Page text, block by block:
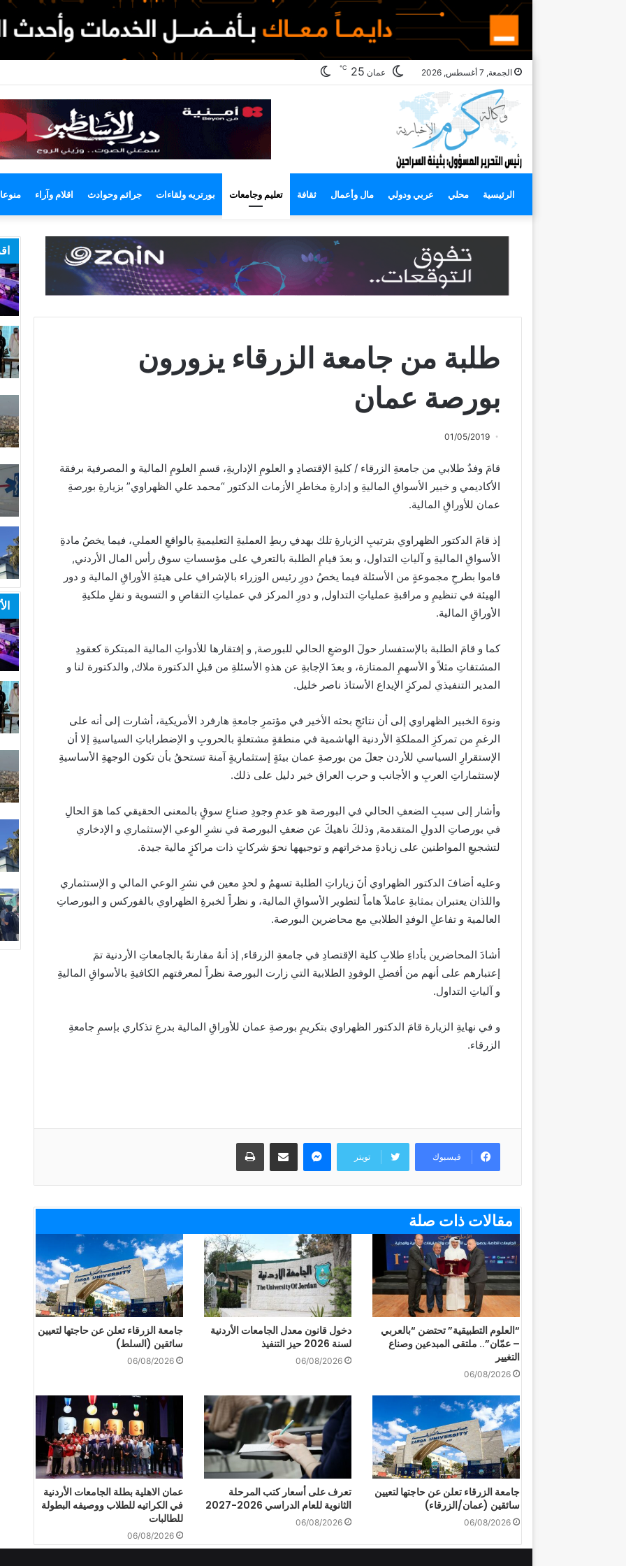
الجمعة, 7 أغسطس, 2026
الوضع
عمان 25
℃
الرئيسية محلي عربي ودولي مال وأعمال ثقافة تعليم وجامعات بورتريه ولقاءات جرائم وحوادث اقلام وآراء
طلبة من جامعة الزرقاء يزورون
بورصة عمان
01/05/2019
قامَ وفدٌ طلابي من جامعةِ الزرقاء / كليةِ الإقتصادِ و العلومِ الإداريةِ، قسمِ العلومِ المالية و المصرفية برفقة
الأكاديمي و خبير الأسواقِ الماليةِ و إدارةِ مخاطرِ الأزمات الدكتور “محمد علي الظهراوي” بزيارةِ بورصةِ
عمان للأوراقِ المالية.
إذ قامَ الدكتور الظهراوي بترتيبِ الزيارةِ تلك بهدفِ ربطِ العمليةِ التعليميةِ بالواقعِ العملي، فيما يخصُ مادةِ
الأسواقِ الماليةِ و آلياتِ التداول، و بعدَ قيامِ الطلبة بالتعرفِ على مؤسساتِ سوق رأس المال الأردني,
قاموا بطرحِ مجموعةٍ من الأسئلة فيما يخصُ دورِ رئيس الوزراء بالإشرافِ على هيئةِ الأوراقِ المالية و دور
الهيئة في تنظيمِ و مراقبةِ عملياتِ التداول, و دورِ المركز في عملياتِ التقاصِ و التسوية و نقلِ ملكيةِ
الأوراقِ المالية.
كما و قامَ الطلبة بالإستفسار حولَ الوضعِ الحالي للبورصة, و إفتقارها للأدواتِ المالية المبتكرة كعقودِ
المشتقاتِ مثلاً و الأسهمِ الممتازة، و بعدَ الإجابةِ عن هذهِ الأسئلةِ من قبلِ الدكتورة ملاك, والدكتورة لنا و
المدير التنفيذي لمركزِ الإيداع الأستاذ ناصر خليل.
ونوهَ الخبير الظهراوي إلى أن نتائجِ بحثه الأخير في مؤتمرِ جامعةِ هارفرد الأمريكية، أشارت إلى أنه على
الرغمِ من تمركزِ المملكةِ الأردنية الهاشمية في منطقةٍ مشتعلةٍ بالحروبِ و الإضطراباتِ السياسيةِ إلا أن
الإستقرارِ السياسي للأردن جعلَ من بورصةِ عمان بيئةٍ إستثماريةٍ آمنة تستحقُ بأن تكون الوجهةِ الأساسيةِ
لإستثماراتِ العربِ و الأجانب و حرب العراق خير دليل على ذلك.
وأشار إلى سببِ الضعفِ الحالي في البورصة هو عدمِ وجودِ صناعِ سوقٍ بالمعنى الحقيقي كما هوَ الحالِ
في بورصاتِ الدولِ المتقدمة, وذلكَ ناهيكَ عن ضعفِ البورصة في نشرِ الوعي الإستثماري و الإدخاري
لتشجيعِ المواطنين على زيادةِ مدخراتهم و توجيهها نحوَ شركاتٍ ذات مراكزٍ مالية جيدة.
وعليه أضافَ الدكتور الظهراوي أنَ زياراتِ الطلبة تسهمُ و لحدٍ معين في نشرِ الوعي المالي و الإستثماري
واللذان يعتبران بمثابةِ عاملاً هاماً لتطوير الأسواقِ المالية، و نظراً لخبرةِ الظهراوي بالفوركس و البورصاتِ
العالمية و تفاعلِ الوفدِ الطلابي مع محاضرين البورصة.
أشادَ المحاضرين بأداءِ طلابِ كلية الإقتصادِ في جامعةِ الزرقاء, إذ أنهُ مقارنةً بالجامعاتِ الأردنية تمَ
إعتبارهم على أنهم من أفضلِ الوفودِ الطلابية التي زارت البورصة نظراً لمعرفتهم الكافيةِ بالأسواقِ الماليةِ
و آلياتِ التداول.
و في نهايةِ الزيارة قامَ الدكتور الظهراوي بتكريمِ بورصةِ عمان للأوراقِ المالية بدرعِ تذكاري بإسمِ جامعةِ
الزرقاء.
فيسبوك تويتر
ماسنجر مشاركة عبر البريد طباعة
مقالات ذات صلة
“العلوم التطبيقية” تحتضن “بالعربي
– عمّان”.. ملتقى المبدعين وصناع
التغيير
06/08/2026
دخول قانون معدل الجامعات الأردنية
لسنة 2026 حيز التنفيذ
06/08/2026
جامعة الزرقاء تعلن عن حاجتها لتعيين
سائقين (السلط)
06/08/2026
جامعة الزرقاء تعلن عن حاجتها لتعيين
سائقين (عمان/الزرقاء)
06/08/2026
تعرف على أسعار كتب المرحلة
الثانوية للعام الدراسي 2026-2027
06/08/2026
عمان الاهلية بطلة الجامعات الأردنية
في الكراتيه للطلاب ووصيفه البطولة
للطالبات
06/08/2026